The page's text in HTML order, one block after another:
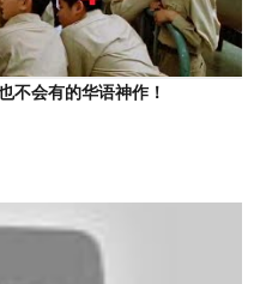
不会有的华语神作！